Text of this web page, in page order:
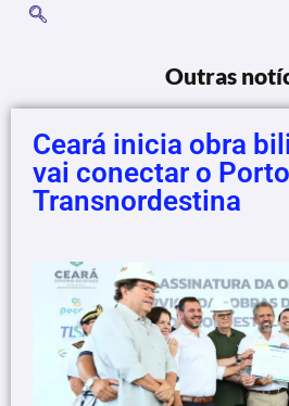
Outras
Ceará inicia obra
vai conectar o
Transnordestina